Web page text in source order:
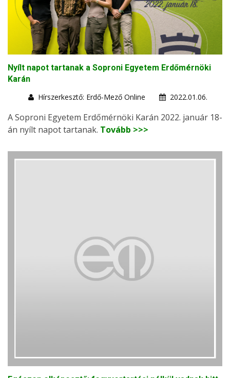
Nyílt napot tartanak a Soproni Egyetem Erdőmérnöki
Karán
Hírszerkesztő: Erdő-Mező Online
2022.01.06.
A Soproni Egyetem Erdőmérnöki Karán 2022. január 18-
án nyílt napot tartanak. Tovább >>>